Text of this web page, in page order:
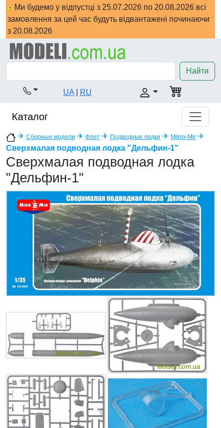
Ми будемо у відпустці з 25.07.2026 по 20.08.2026 всі
замовлення за цей час будуть відвантажені починаючи
з 20.08.2026
Найти
UA RU
Каталог
✈ Сборные модели ✈ Флот ✈ Подводные лодки ✈ Mikro-Mir ✈
Сверхмалая подводная лодка "Дельфин-1"
Сверхмалая подводная лодка
"Дельфин-1"